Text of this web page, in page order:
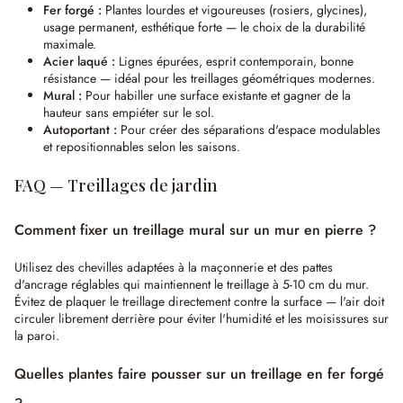
Fer forgé : Plantes lourdes et vigoureuses (rosiers, glycines),
usage permanent, esthétique forte — le choix de la durabilité
maximale.
Acier laqué : Lignes épurées, esprit contemporain, bonne
résistance — idéal pour les treillages géométriques modernes.
Mural : Pour habiller une surface existante et gagner de la
hauteur sans empiéter sur le sol.
Autoportant : Pour créer des séparations d'espace modulables
et repositionnables selon les saisons.
FAQ — Treillages de jardin
Comment fixer un treillage mural sur un mur en pierre ?
Utilisez des chevilles adaptées à la maçonnerie et des pattes
d'ancrage réglables qui maintiennent le treillage à 5-10 cm du mur.
Évitez de plaquer le treillage directement contre la surface — l'air doit
circuler librement derrière pour éviter l'humidité et les moisissures sur
la paroi.
Quelles plantes faire pousser sur un treillage en fer forgé